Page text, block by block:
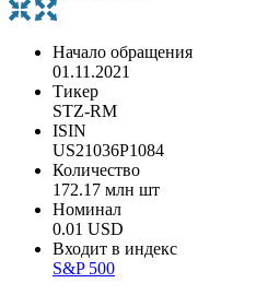
Начало обращения
01.11.2021
Тикер
STZ-RM
ISIN
US21036P1084
Количество
172.17 млн шт
Номинал
0.01 USD
Входит в индекс
S&P 500